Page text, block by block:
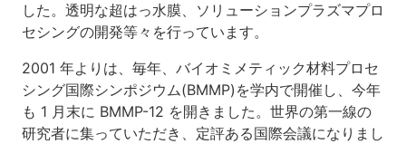
した。透明な超はっ水膜、ソリューションプラズマプロ
セシングの開発等々を行っています。
2001 年よりは、毎年、バイオミメティック材料プロセ
シング国際シンポジウム(BMMP)を学内で開催し、今年
も 1 月末に BMMP-12 を開きました。世界の第一線の
研究者に集っていただき、定評ある国際会議になりまし